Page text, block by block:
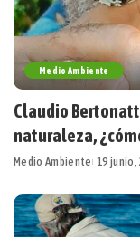
Medio Ambiente
Claudio
naturaleza,
Medio Ambiente 19 junio,